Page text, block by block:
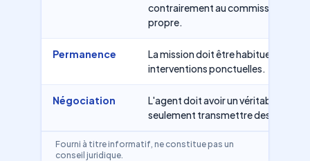
contrairement au commissionnaire
propre.
Permanence
La mission doit être habituelle et
interventions ponctuelles.
Négociation
L'agent doit avoir un véritable
seulement transmettre des bons
Fourni à titre informatif, ne constitue pas un
conseil juridique.